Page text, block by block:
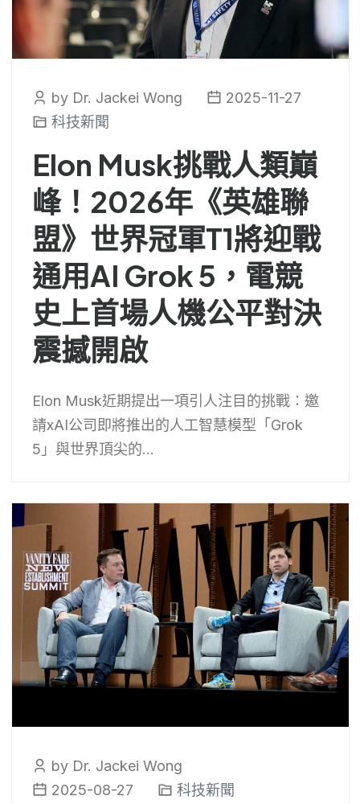
by Dr. Jackei Wong
2025-11-27
科技新聞
Elon Musk挑戰人類巔
峰！2026年《英雄聯
盟》世界冠軍T1將迎戰
通用AI Grok 5，電競
史上首場人機公平對決
震撼開啟
Elon Musk近期提出一項引人注目的挑戰：邀
請xAI公司即將推出的人工智慧模型「Grok
5」與世界頂尖的...
by Dr. Jackei Wong
2025-08-27
科技新聞